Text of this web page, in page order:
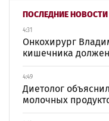
ПОСЛЕДНИЕ НОВОСТИ
4:31
Онкохирург
кишечника
4:49
Диетолог
молочных